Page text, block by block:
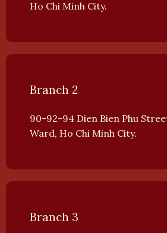
Ho Chi Minh City.
Branch 2
90-92-94 Dien Bien Phu
Ward, Ho Chi Minh City.
Branch 3